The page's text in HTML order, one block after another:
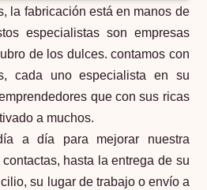
la fabricación está en manos de
especialistas son empresas
de los dulces. contamos con
cada uno especialista en su
que con sus ricas
a muchos.
a día para mejorar nuestra
hasta la entrega de su
su lugar de trabajo o envío a